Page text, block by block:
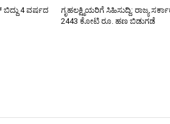
ಬಿದ್ದು 4 ವರ್ಷದ
ಗೃಹಲಕ್ಷ್ಮಿಯರಿಗೆ ಸಿಹಿಸುದ್ದಿ: ರಾಜ್ಯ
2443 ಕೋಟಿ ರೂ. ಹಣ ಬಿಡುಗಡೆ